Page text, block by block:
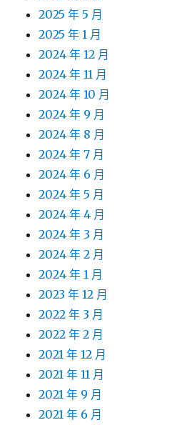
2025 年 5 月
2025 年 1 月
2024 年 12 月
2024 年 11 月
2024 年 10 月
2024 年 9 月
2024 年 8 月
2024 年 7 月
2024 年 6 月
2024 年 5 月
2024 年 4 月
2024 年 3 月
2024 年 2 月
2024 年 1 月
2023 年 12 月
2022 年 3 月
2022 年 2 月
2021 年 12 月
2021 年 11 月
2021 年 9 月
2021 年 6 月